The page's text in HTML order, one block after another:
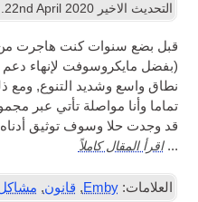
التحديث الاخير
22nd April2020
.
نطاق واسع وشديد التنوع, ومع
تماما وأنا مواصلة تأتي عبر
قد وجدت حلا وسوف توثيق أدناه
...اقرأ المقال كاملاً
العلامات: Emby
, قانون,